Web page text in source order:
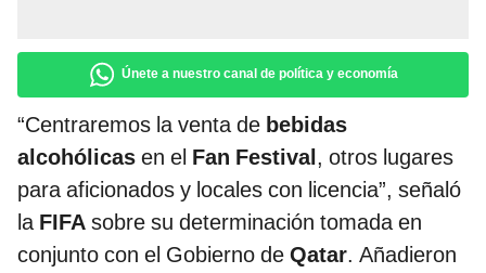
Únete a nuestro canal de política y economía
“Centraremos la venta de bebidas
alcohólicas en el Fan Festival, otros lugares
para aficionados y locales con licencia”, señaló
la FIFA sobre su determinación tomada en
conjunto con el Gobierno de Qatar. Añadieron